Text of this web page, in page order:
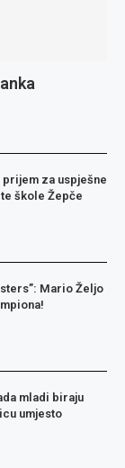
za uspješne
škole Žepče
Mario Željo
mladi biraju
umjesto